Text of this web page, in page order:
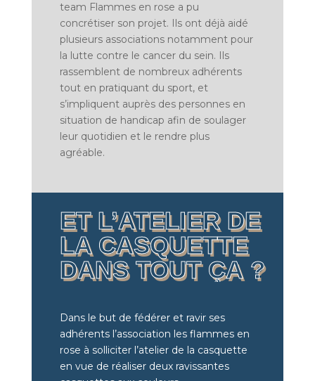
team Flammes en rose a pu
concrétiser son projet. Ils ont déjà aidé
plusieurs associations notamment pour
la lutte contre le cancer du sein. Ils
rassemblent de nombreux adhérents
tout en pratiquant du sport, et
s’impliquent auprès des personnes en
situation de handicap afin de soulager
leur quotidien et le rendre plus
agréable.
ET L’ATELIER DE
LA CASQUETTE
DANS TOUT ÇA ?
Dans le but de fédérer et ravir ses
adhérents l’association les flammes en
rose à solliciter l’atelier de la casquette
en vue de réaliser deux ravissantes